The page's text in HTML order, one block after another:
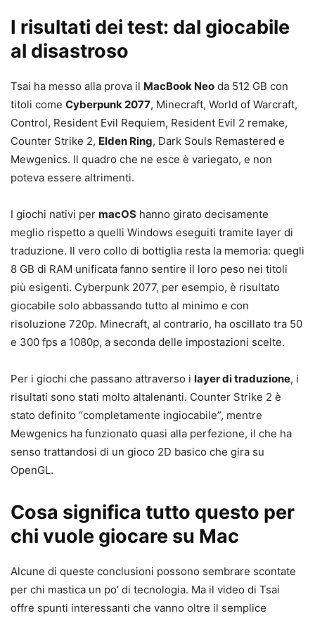
I risultati dei test: dal giocabile
al disastroso
Tsai ha messo alla prova il MacBook Neo da 512 GB con
titoli come Cyberpunk 2077, Minecraft, World of Warcraft,
Control, Resident Evil Requiem, Resident Evil 2 remake,
Counter Strike 2, Elden Ring, Dark Souls Remastered e
Mewgenics. Il quadro che ne esce è variegato, e non
poteva essere altrimenti.
I giochi nativi per macOS hanno girato decisamente
meglio rispetto a quelli Windows eseguiti tramite layer di
traduzione. Il vero collo di bottiglia resta la memoria: quegli
8 GB di RAM unificata fanno sentire il loro peso nei titoli
più esigenti. Cyberpunk 2077, per esempio, è risultato
giocabile solo abbassando tutto al minimo e con
risoluzione 720p. Minecraft, al contrario, ha oscillato tra 50
e 300 fps a 1080p, a seconda delle impostazioni scelte.
Per i giochi che passano attraverso i layer di traduzione, i
risultati sono stati molto altalenanti. Counter Strike 2 è
stato definito “completamente ingiocabile”, mentre
Mewgenics ha funzionato quasi alla perfezione, il che ha
senso trattandosi di un gioco 2D basico che gira su
OpenGL.
Cosa significa tutto questo per
chi vuole giocare su Mac
Alcune di queste conclusioni possono sembrare scontate
per chi mastica un po’ di tecnologia. Ma il video di Tsai
offre spunti interessanti che vanno oltre il semplice